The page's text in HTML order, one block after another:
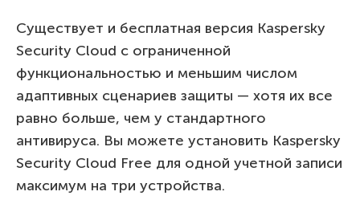
Существует и бесплатная версия Kaspersky
Security Cloud с ограниченной
функциональностью и меньшим числом
адаптивных сценариев защиты — хотя их все
равно больше, чем у стандартного
антивируса. Вы можете установить Kaspersky
Security Cloud Free для одной учетной записи
максимум на три устройства.